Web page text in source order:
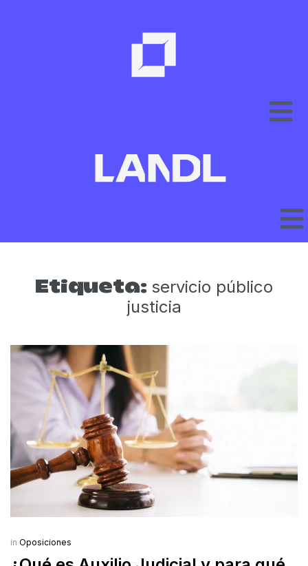
Etiqueta: servicio público
justicia
in Oposiciones